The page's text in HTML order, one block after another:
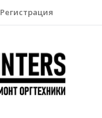
Регистрация